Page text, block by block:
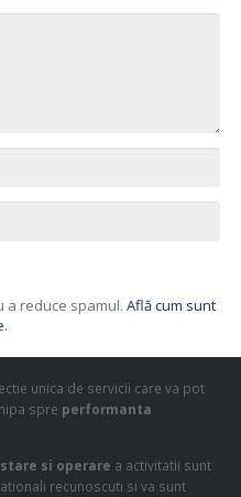
a reduce spamul. Află cum sunt
.
unica de servicii care va pot
spre performanta
si operare a activitatii sunt
recunoscuti si va sunt